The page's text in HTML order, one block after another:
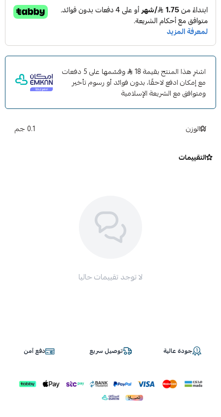
اشترِ هذا المنتج بقيمة 18
وقسّمها على 5 دفعات
مع إمكان ادفع لاحقًا، بدون فوائد أو رسوم تأخير
ومتوافق مع الشريعة الإسلامية
الوزن 0.1 جم
التقييمات
لا توجد تقييمات حاليا
جودة عالية توصيل سريع دفع آمن